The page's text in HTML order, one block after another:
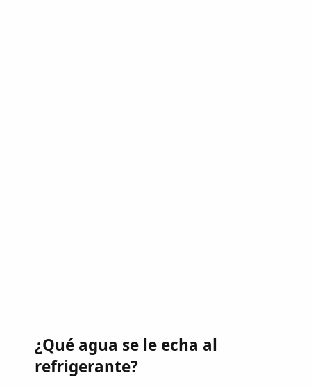
¿Qué agua se le echa al
refrigerante?